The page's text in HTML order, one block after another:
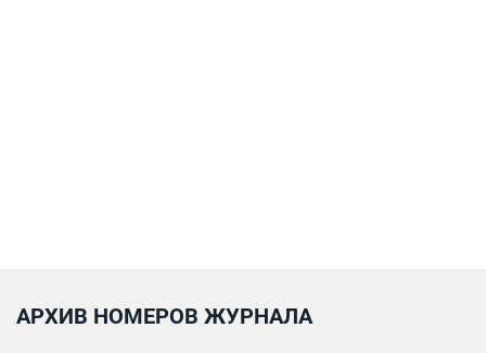
АРХИВ НОМЕРОВ ЖУРНАЛА